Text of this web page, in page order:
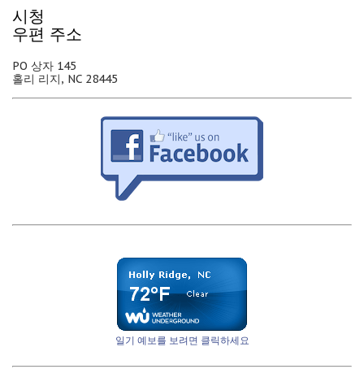
시청
우편 주소
PO 상자 145
홀리 리지, NC 28445
일기 예보를 보려면 클릭하세요